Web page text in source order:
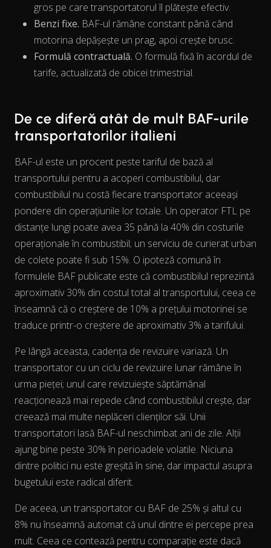
The chart has 1 X axis displaying Time. Data ranges from
The chart has 2 Y axes displaying % and EUR/L.
gros pe care transportatorul îl plătește efectiv.
Benzi fixe. BAF-ul rămâne constant până când
motorina depășește un prag, apoi crește brusc.
Formulă contractuală. O formulă fixă în acordul de
tarife, actualizată de obicei trimestrial.
De ce diferă atât de mult BAF-urile
transportatorilor italieni
BAF-ul este un procent peste tariful de bază al
transportului pentru a acoperi combustibilul, dar
combustibilul nu costă fiecare transportator aceeași
pondere din operațiunile lor totale. Un operator FTL pe
distanțe lungi poate avea 35 până la 40% din costurile
operaționale în combustibil; un serviciu de curierat urban
de colete poate fi sub 15%. O ipoteză comună în
formulele BAF publicate este că combustibilul reprezintă
aproximativ 30% din costul total al transportului, ceea ce
înseamnă că o creștere de 10% a prețului motorinei se
traduce printr-o creștere de aproximativ 3% a tarifului.
Pe lângă aceasta, cadența de revizuire variază. Un
transportator cu un ciclu de revizuire lunar rămâne în
urma pieței; unul care revizuiește săptămânal
reacționează mai repede când combustibilul crește, dar
creează mai multe neplăceri clienților săi. Unii
transportatori lasă BAF-ul neschimbat ani de zile. Alții
ajung bine peste 30% în perioadele volatile. Niciuna
dintre politici nu este greșită în sine, dar impactul asupra
bugetului este radical diferit.
De aceea, un transportator cu BAF de 25% și altul cu
8% nu înseamnă automat că unul dintre ei percepe prea
mult. Ceea ce contează pentru comparație este dacă